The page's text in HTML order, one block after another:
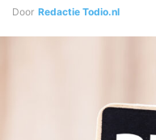
Door Redactie Todio.nl